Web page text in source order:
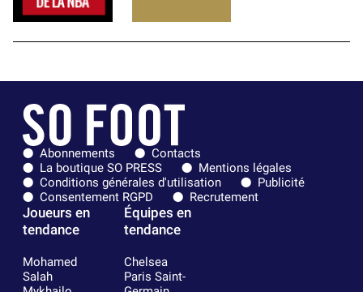
Abonnements
Contacts
La boutique SO PRESS
Mentions légales
Conditions générales d'utilisation
Publicité
Consentement RGPD
Recrutement
Joueurs en
tendance
Mohamed
Salah
Équipes en
tendance
Chelsea
Paris Saint-